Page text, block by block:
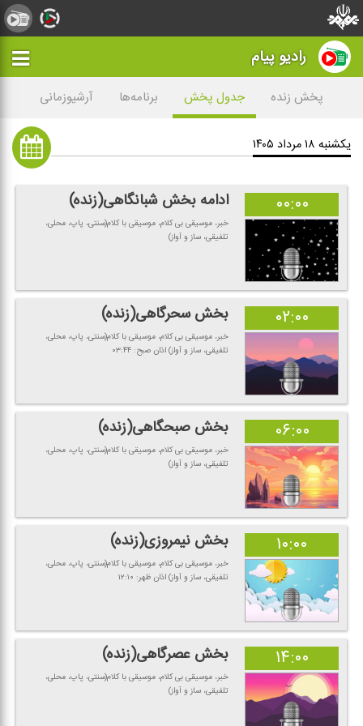
رادیو پیام
پخش زنده جدول پخش برنامه‌ها آرشیوزمانی
یکشنبه ۱۸ مرداد ۱۴۰۵
۰۰:۰۰ ادامه بخش شبانگاهی(زنده)
خبر، موسیقی بی كلام، موسیقی با كلام(سنتی، پاپ، محلی،
تلفیقی، ساز و آواز)
۰۲:۰۰ بخش سحرگاهی(زنده)
خبر، موسیقی بی كلام، موسیقی با كلام(سنتی، پاپ، محلی،
تلفیقی، ساز و آواز) اذان صبح: ۰۳:۴۴
۰۶:۰۰ بخش صبحگاهی(زنده)
خبر، موسیقی بی كلام، موسیقی با كلام(سنتی، پاپ، محلی،
تلفیقی، ساز و آواز)
۱۰:۰۰ بخش نیمروزی(زنده)
خبر، موسیقی بی كلام، موسیقی با كلام(سنتی، پاپ، محلی،
تلفیقی، ساز و آواز) اذان ظهر: ۱۲:۱۰
۱۴:۰۰ بخش عصرگاهی(زنده)
خبر، موسیقی بی كلام، موسیقی با كلام(سنتی، پاپ، محلی،
تلفیقی، ساز و آواز)